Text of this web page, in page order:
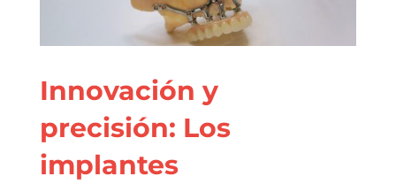
Innovación y
precisión: Los
implantes